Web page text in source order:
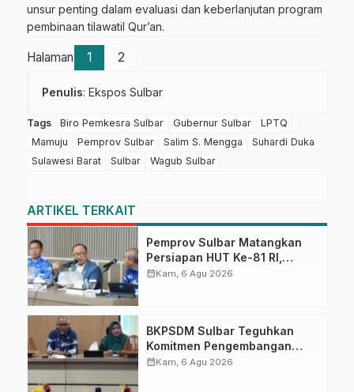
unsur penting dalam evaluasi dan keberlanjutan program
pembinaan tilawatil Qur’an.
Halaman 1 2
Penulis: Ekspos Sulbar
Tags Biro Pemkesra Sulbar Gubernur Sulbar
LPTQ
Mamuju
Pemprov Sulbar Salim S. Mengga
Suhardi Duka
Sulawesi Barat
Sulbar Wagub Sulbar
ARTIKEL TERKAIT
Pemprov Sulbar Matangkan
Persiapan HUT Ke-81 RI,
Puncak Upacara di Lapangan
calendar_monthKam, 6 Agu 2026
BKPSDM Sulbar Teguhkan
Komitmen Pengembangan
Kompetensi ASN melalui
calendar_monthKam, 6 Agu 2026